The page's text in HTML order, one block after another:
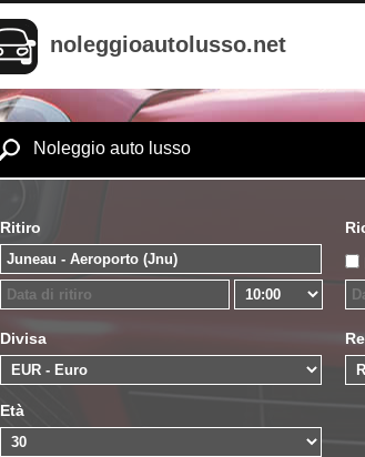
noleggioautolusso.net
Noleggio auto lusso
Ritiro
Divisa
Età